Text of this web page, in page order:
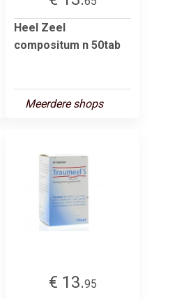
Heel Zeel
compositum n 50tab
Meerdere shops
€ 13.95